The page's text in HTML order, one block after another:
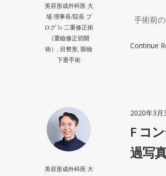
美容形成外科医 大
場 理事長/院長 ブ
ログ In 二重修正術
（重瞼修正切開
術） , 目整形, 眼瞼
下垂手術
手術前
Continue
2020年3月
美容形成外科医 大
F コ
過写